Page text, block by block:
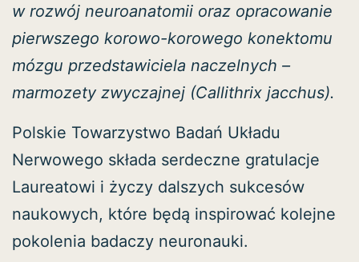
w rozwój neuroanatomii oraz opracowanie
pierwszego korowo-korowego konektomu
mózgu przedstawiciela naczelnych –
marmozety zwyczajnej (Callithrix jacchus).
Polskie Towarzystwo Badań Układu
Nerwowego składa serdeczne gratulacje
Laureatowi i życzy dalszych sukcesów
naukowych, które będą inspirować kolejne
pokolenia badaczy neuronauki.